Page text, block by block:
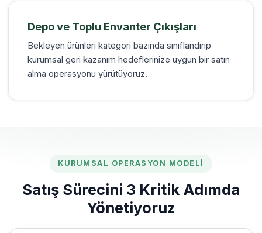
Depo ve Toplu Envanter Çıkışları
Bekleyen ürünleri kategori bazında sınıflandırıp
kurumsal geri kazanım hedeflerinize uygun bir satın
alma operasyonu yürütüyoruz.
KURUMSAL OPERASYON MODELI
Satış Sürecini 3 Kritik Adımda
Yönetiyoruz